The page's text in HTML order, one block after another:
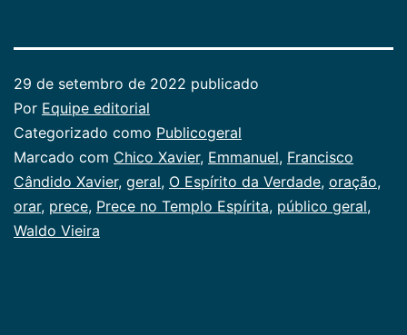
29 de setembro de 2022 publicado
Por Equipe editorial
Categorizado como Publicogeral
Marcado com Chico Xavier, Emmanuel, Francisco
Cândido Xavier, geral, O Espírito da Verdade, oração,
orar, prece, Prece no Templo Espírita, público geral,
Waldo Vieira